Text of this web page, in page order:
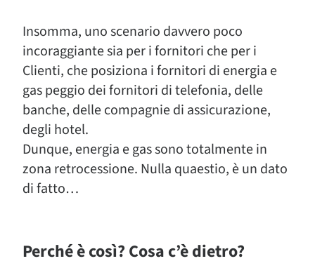
Insomma, uno scenario davvero poco
incoraggiante sia per i fornitori che per i
Clienti, che posiziona i fornitori di energia e
gas peggio dei fornitori di telefonia, delle
banche, delle compagnie di assicurazione,
degli hotel.
Dunque, energia e gas sono totalmente in
zona retrocessione. Nulla quaestio, è un dato
di fatto…
Perché è così? Cosa c’è dietro?